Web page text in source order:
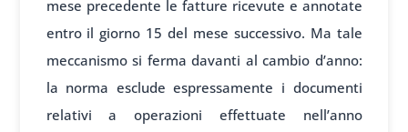
mese precedente le fatture ricevute e annotate
entro il giorno 15 del mese successivo. Ma tale
meccanismo si ferma davanti al cambio d’anno:
la norma esclude espressamente i documenti
relativi a operazioni effettuate nell’anno